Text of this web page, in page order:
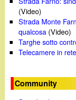
(Video)
Strada Monte
qualcosa (Video)
Targhe sotto
Telecamere in rete
Community